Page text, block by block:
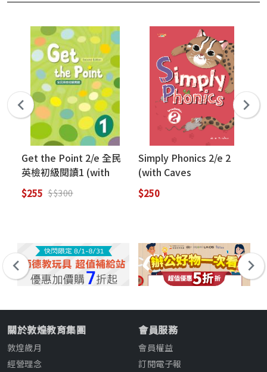
Get the Point 2/e 全民
英檢初級閱讀1 (with
Caves WebSource)
$255 $$300
Simply Phonics 2/e 2
(with Caves
WebSource)
$250
關於敦煌教育集團
敦煌歲月
經營理念
會員服務
會員權益
訂閱電子報